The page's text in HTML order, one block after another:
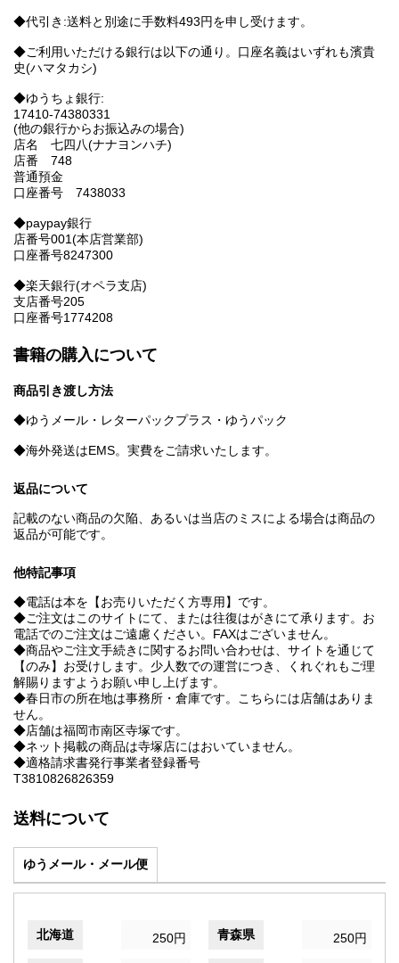
◆代引き:送料と別途に手数料493円を申し受けます。
◆ご利用いただける銀行は以下の通り。口座名義はいずれも濱貴
史(ハマタカシ)
◆ゆうちょ銀行:
17410-74380331
(他の銀行からお振込みの場合)
店名 七四八(ナナヨンハチ)
店番 748
普通預金
口座番号 7438033
◆paypay銀行
店番号001(本店営業部)
口座番号8247300
◆楽天銀行(オペラ支店)
支店番号205
口座番号1774208
書籍の購入について
商品引き渡し方法
◆ゆうメール・レターパックプラス・ゆうパック
◆海外発送はEMS。実費をご請求いたします。
返品について
記載のない商品の欠陥、あるいは当店のミスによる場合は商品の
返品が可能です。
他特記事項
◆電話は本を【お売りいただく方専用】です。
◆ご注文はこのサイトにて、または往復はがきにて承ります。お
電話でのご注文はご遠慮ください。FAXはございません。
◆商品やご注文手続きに関するお問い合わせは、サイトを通じて
【のみ】お受けします。少人数での運営につき、くれぐれもご理
解賜りますようお願い申し上げます。
◆春日市の所在地は事務所・倉庫です。こちらには店舗はありま
せん。
◆店舗は福岡市南区寺塚です。
◆ネット掲載の商品は寺塚店にはおいていません。
◆適格請求書発行事業者登録番号
T3810826826359
送料について
ゆうメール・メール便
北海道 250円 青森県 250円